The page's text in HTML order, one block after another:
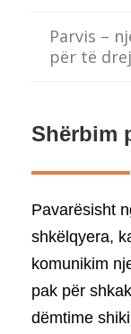
Parvis –
për të
Shërbim
Pavarësisht
shkëlqyera,
komunikim
pak për
dëmtime